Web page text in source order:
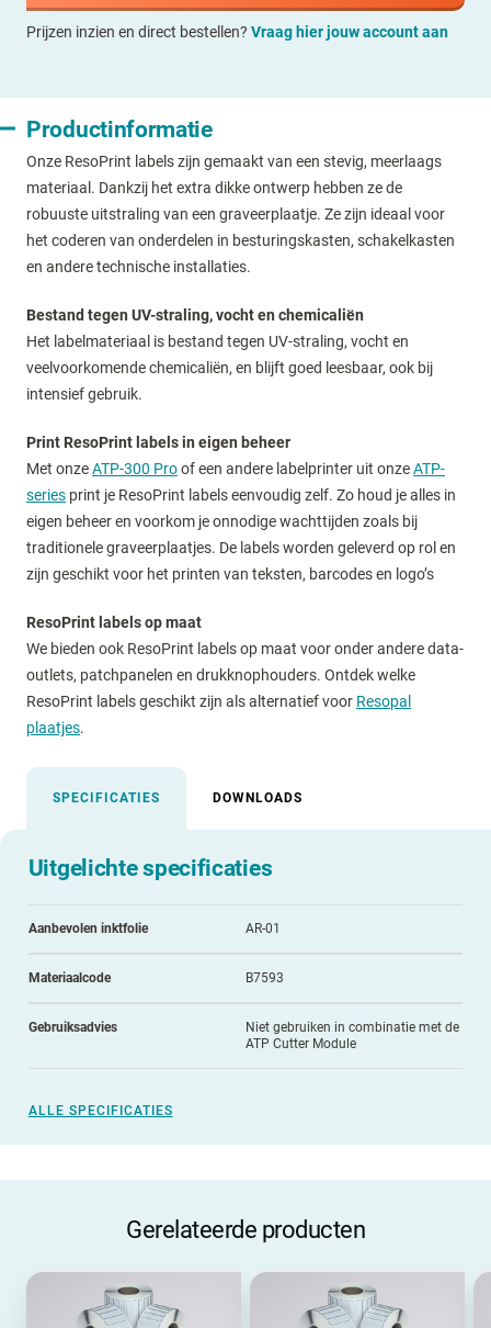
Prijzen inzien en direct bestellen? Vraag hier jouw account aan
Productinformatie
Onze ResoPrint labels zijn gemaakt van een stevig, meerlaags
materiaal. Dankzij het extra dikke ontwerp hebben ze de
robuuste uitstraling van een graveerplaatje. Ze zijn ideaal voor
het coderen van onderdelen in besturingskasten, schakelkasten
en andere technische installaties.
Bestand tegen UV-straling, vocht en chemicaliën
Het labelmateriaal is bestand tegen UV-straling, vocht en
veelvoorkomende chemicaliën, en blijft goed leesbaar, ook bij
intensief gebruik.
Print ResoPrint labels in eigen beheer
Met onzeATP-300 Proof een andere labelprinter uit onzeATP-
series print je ResoPrint labels eenvoudig zelf. Zo houd je alles in
eigen beheer en voorkom je onnodige wachttijden zoals bij
traditionele graveerplaatjes. De labels worden geleverd op rol en
zijn geschikt voor het printen van teksten, barcodes en logo’s
ResoPrint labels op maat
We bieden ook ResoPrint labels op maat voor onder andere data-
outlets, patchpanelen en drukknophouders. Ontdek welke
ResoPrint labels geschikt zijn als alternatief voor Resopal
plaatjes.
SPECIFICATIES DOWNLOADS
Uitgelichte specificaties
Aanbevolen inktfolie AR-01
Materiaalcode B7593
Gebruiksadvies
Niet gebruiken in combinatie met de
ATP Cutter Module
ALLE SPECIFICATIES
Gerelateerde producten